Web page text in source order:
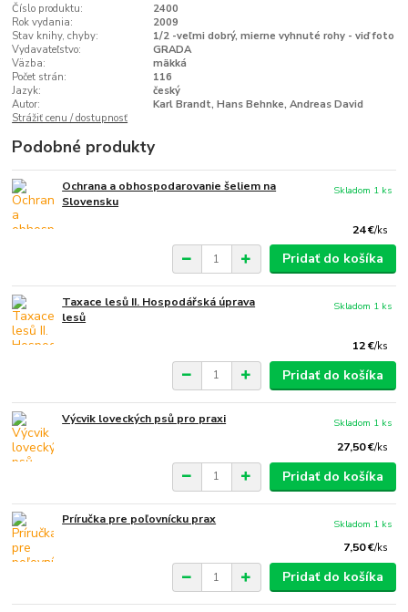
Číslo produktu:
2400
Rok vydania:
2009
Stav knihy, chyby:
1/2 -veľmi dobrý, mierne vyhnuté rohy - viď foto
Vydavateľstvo:
GRADA
Väzba:
mäkká
Počet strán:
116
Jazyk:
český
Autor:
Karl Brandt, Hans Behnke, Andreas David
Strážiť cenu / dostupnosť
Podobné produkty
Ochrana a obhospodarovanie šeliem na
Slovensku
24 €/ks
Skladom 1 ks
Pridať do košíka
Taxace lesů II. Hospodářská úprava
lesů
12 €/ks
Skladom 1 ks
Pridať do košíka
Výcvik loveckých psů pro praxi
27,50 €/ks
Skladom 1 ks
Pridať do košíka
Príručka pre poľovnícku prax
7,50 €/ks
Skladom 1 ks
Pridať do košíka